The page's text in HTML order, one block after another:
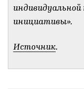
инициативы».
Источник.